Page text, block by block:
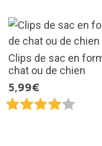
Clips de sac en
chat ou de chien
5,99€